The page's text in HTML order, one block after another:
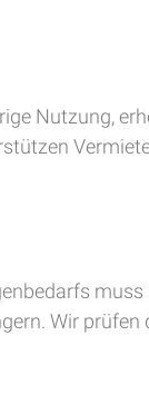
Nutzung,
Wir